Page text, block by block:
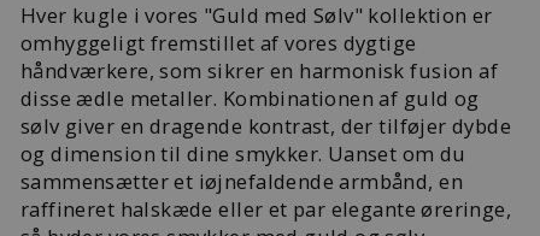
Hver kugle i vores "Guld med Sølv" kollektion er
omhyggeligt fremstillet af vores dygtige
håndværkere, som sikrer en harmonisk fusion af
disse ædle metaller. Kombinationen af guld og
sølv giver en dragende kontrast, der tilføjer dybde
og dimension til dine smykker. Uanset om du
sammensætter et iøjnefaldende armbånd, en
raffineret halskæde eller et par elegante øreringe,